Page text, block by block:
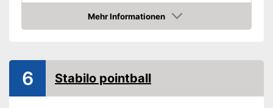
Material
Kunststoff
Mehr Informationen
Amazon
6 Stabilo pointball